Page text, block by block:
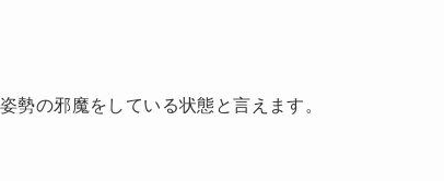
勢の邪魔をしている状態と言えます。